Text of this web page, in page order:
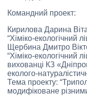
Командний проект:
Кирилова Дарина
“Хіміко-екологічний
Щербина Дмитро
“Хіміко-екологічний
вихованці КЗ
еколого-
Тема проекту:
модифіковане